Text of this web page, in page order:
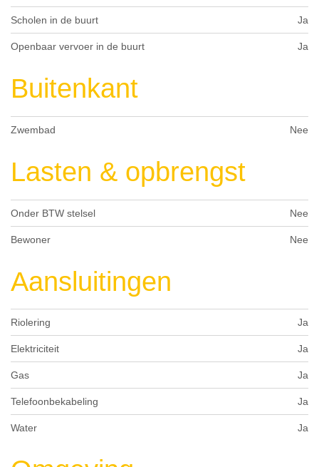
Scholen in de buurt Ja
Openbaar vervoer in de buurt Ja
Buitenkant
Zwembad Nee
Lasten & opbrengst
Onder BTW stelsel Nee
Bewoner Nee
Aansluitingen
Riolering Ja
Elektriciteit Ja
Gas Ja
Telefoonbekabeling Ja
Water Ja